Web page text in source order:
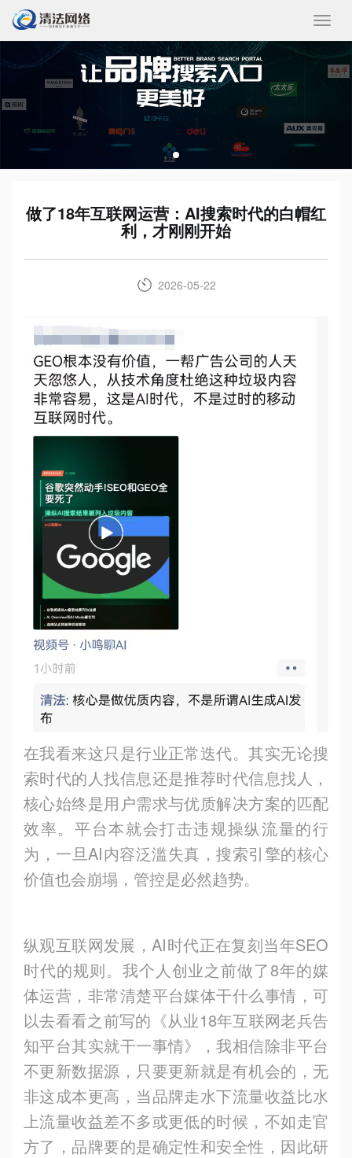
收
起/
展
开
做了18年互联网运营：AI搜索时代的白帽红
利，才刚刚开始
2026-05-22
在我看来这只是行业正常迭代。其实无论搜
索时代的人找信息还是推荐时代信息找人，
核心始终是用户需求与优质解决方案的匹配
效率。平台本就会打击违规操纵流量的行
为，一旦AI内容泛滥失真，搜索引擎的核心
价值也会崩塌，管控是必然趋势。
纵观互联网发展，AI时代正在复刻当年SEO
时代的规则。我个人创业之前做了8年的媒
体运营，非常清楚平台媒体干什么事情，可
以去看看之前写的《从业18年互联网老兵告
知平台其实就干一事情》，我相信除非平台
不更新数据源，只要更新就是有机会的，无
非这成本更高，当品牌走水下流量收益比水
上流量收益差不多或更低的时候，不如走官
方了，品牌要的是确定性和安全性，因此研